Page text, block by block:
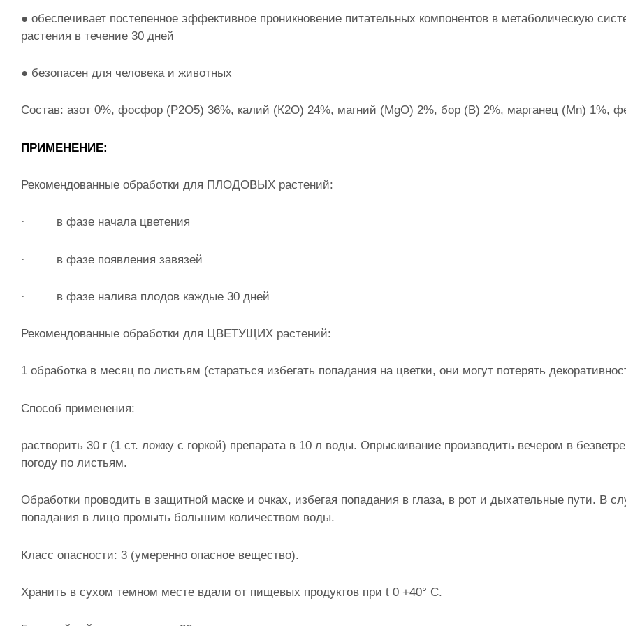
● обеспечивает постепенное эффективное проникновение питательных компонентов в метаболическую
растения в течение 30 дней
● безопасен для человека и животных
Состав: азот 0%, фосфор (Р2О5) 36%, калий (К2О) 24%, магний (MgO) 2%, бор (В) 2%, марганец (Mn) 1%,
ПРИМЕНЕНИЕ:
Рекомендованные обработки для ПЛОДОВЫХ растений:
· в фазе начала цветения
· в фазе появления завязей
· в фазе налива плодов каждые 30 дней
Рекомендованные обработки для ЦВЕТУЩИХ растений:
1 обработка в месяц по листьям (стараться избегать попадания на цветки, они могут потерять
Способ применения:
растворить 30 г (1 ст. ложку с горкой) препарата в 10 л воды. Опрыскивание производить вечером в
погоду по листьям.
Обработки проводить в защитной маске и очках, избегая попадания в глаза, в рот и дыхательные пути. В
попадания в лицо промыть большим количеством воды.
Класс опасности: 3 (умеренно опасное вещество).
Хранить в сухом темном месте вдали от пищевых продуктов при t 0 +40° С.